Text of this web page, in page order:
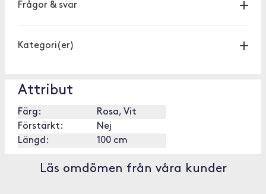
Frågor & svar
Kategori(er)
Attribut
Färg:
Rosa, Vit
Förstärkt:
Nej
Längd:
100 cm
Läs omdömen från våra kunder